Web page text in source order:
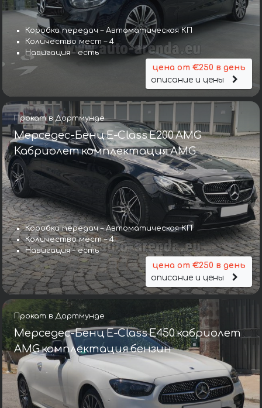
Коробка передач – Автоматическая КП
Количество мест – 4
Навигация – есть
цена от €250 в день
описание и цены
Прокат в Дортмунде
Мерседес-Бенц E-Class E200 AMG
Кабриолет комплектация AMG
Коробка передач – Автоматическая КП
Количество мест – 4
Навигация – есть
цена от €250 в день
описание и цены
Прокат в Дортмунде
Мерседес-Бенц E-Class E450 кабриолет
AMG комплектация бензин